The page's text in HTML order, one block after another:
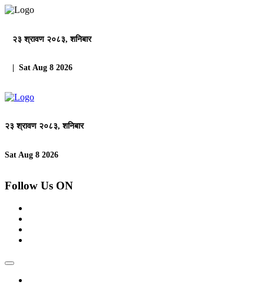
२३ श्रावण २०८३, शनिबार
| Sat Aug 8 2026
२३ श्रावण २०८३, शनिबार
Sat Aug 8 2026
Follow Us ON